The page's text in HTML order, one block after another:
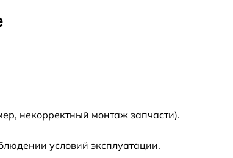
880 р
некорректный монтаж запчасти).
условий эксплуатации.